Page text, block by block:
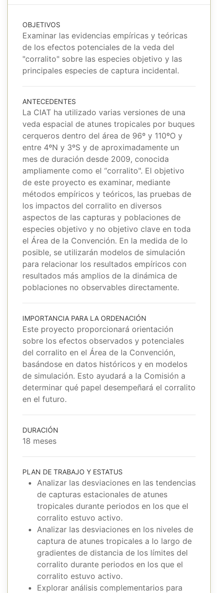
OBJETIVOS
Examinar las evidencias empíricas y teóricas
de los efectos potenciales de la veda del
"corralito" sobre las especies objetivo y las
principales especies de captura incidental.
ANTECEDENTES
La CIAT ha utilizado varias versiones de una
veda espacial de atunes tropicales por buques
cerqueros dentro del área de 96º y 110ºO y
entre 4ºN y 3ºS y de aproximadamente un
mes de duración desde 2009, conocida
ampliamente como el “corralito". El objetivo
de este proyecto es examinar, mediante
métodos empíricos y teóricos, las pruebas de
los impactos del corralito en diversos
aspectos de las capturas y poblaciones de
especies objetivo y no objetivo clave en toda
el Área de la Convención. En la medida de lo
posible, se utilizarán modelos de simulación
para relacionar los resultados empíricos con
resultados más amplios de la dinámica de
poblaciones no observables directamente.
IMPORTANCIA PARA LA ORDENACIÓN
Este proyecto proporcionará orientación
sobre los efectos observados y potenciales
del corralito en el Área de la Convención,
basándose en datos históricos y en modelos
de simulación. Esto ayudará a la Comisión a
determinar qué papel desempeñará el corralito
en el futuro.
DURACIÓN
18 meses
PLAN DE TRABAJO Y ESTATUS
Analizar las desviaciones en las tendencias
de capturas estacionales de atunes
tropicales durante periodos en los que el
corralito estuvo activo.
Analizar las desviaciones en los niveles de
captura de atunes tropicales a lo largo de
gradientes de distancia de los límites del
corralito durante periodos en los que el
corralito estuvo activo.
Explorar análisis complementarios para